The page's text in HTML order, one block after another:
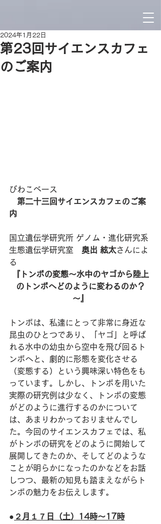
第23回サイエンスカフェ
のご案内
2024年1月22日
びわこベース
第二十三回サイエンスカフェのご案
内
国立遺伝学研究所 ゲノム・進化研究系
生態遺伝学研究室 奥出 絃太さんによ
る
『トンボの変態～水中のヤゴから陸上
のトンボへどのように変わるのか？
～』
トンボは、私達にとって非常に身近な
昆虫のひとつであり、「ヤゴ」と呼ば
れる水中の幼虫から空中を飛び回るト
ンボへと、劇的に形態を変化させる
（変態する）という興味深い特色をも
っています。しかし、トンボを用いた
実際の研究例は少なく、トンボの変態
がどのように進行するのかについて
は、あまりわかっておりませんでし
た。今回のサイエンスカフェでは、私
がトンボの研究をどのように開始して
展開してきたのか、そしてどのような
ことが明らかになったのかなどをお話
しつつ、最新の知見も踏まえながらト
ンボの魅力をお伝えします。
● ２月１７日（土）14時〜17時